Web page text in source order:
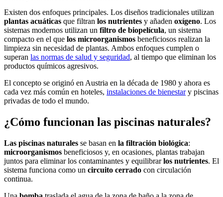
Existen dos enfoques principales. Los diseños tradicionales utilizan
plantas acuáticas que filtran los nutrientes y añaden oxígeno. Los
sistemas modernos utilizan un filtro de biopelícula, un sistema
compacto en el que los microorganismos beneficiosos realizan la
limpieza sin necesidad de plantas. Ambos enfoques cumplen o
superan las normas de salud y seguridad, al tiempo que eliminan los
productos químicos agresivos.
El concepto se originó en Austria en la década de 1980 y ahora es
cada vez más común en hoteles, instalaciones de bienestary piscinas
privadas de todo el mundo.
¿Cómo funcionan las piscinas naturales?
Las piscinas naturales se basan en la filtración biológica:
microorganismos beneficiosos y, en ocasiones, plantas trabajan
juntos para eliminar los contaminantes y equilibrarlos nutrientes. El
sistema funciona como un circuito cerrado con circulación
continua.